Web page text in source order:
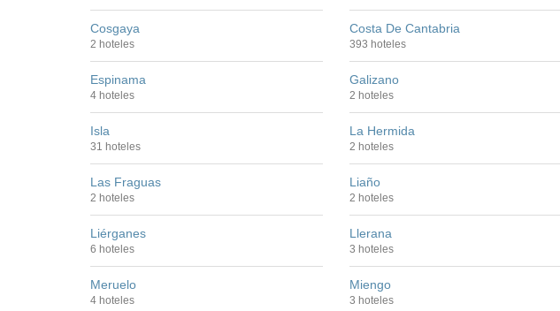
Cosgaya
2 hoteles
Costa De Cantabria
393 hoteles
Espinama
4 hoteles
Galizano
2 hoteles
Isla
31 hoteles
La Hermida
2 hoteles
Las Fraguas
2 hoteles
Liaño
2 hoteles
Liérganes
6 hoteles
Llerana
3 hoteles
Meruelo
4 hoteles
Miengo
3 hoteles